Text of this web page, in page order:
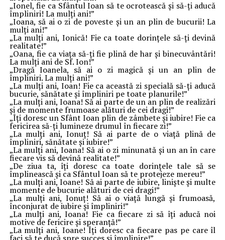
„Ionel, fie ca Sfântul Ioan să te ocrotească și să-ți aducă
împliniri! La mulți ani!”
„Ioana, să ai o zi de poveste și un an plin de bucurii! La
mulți ani!”
„La mulți ani, Ionică! Fie ca toate dorințele să-ți devină
realitate!”
„Oana, fie ca viața să-ți fie plină de har și binecuvântări!
La mulți ani de Sf. Ion!”
„Dragă Ioanela, să ai o zi magică și un an plin de
împliniri. La mulți ani!”
„La mulți ani, Ioan! Fie ca această zi specială să-ți aducă
bucurie, sănătate și împliniri pe toate planurile!”
„La mulți ani, Ioana! Să ai parte de un an plin de realizări
și de momente frumoase alături de cei dragi!”
„Îți doresc un Sfânt Ioan plin de zâmbete și iubire! Fie ca
fericirea să-ți lumineze drumul în fiecare zi!”
„La mulți ani, Ionuț! Să ai parte de o viață plină de
împliniri, sănătate și iubire!”
„La mulți ani, Ioana! Să ai o zi minunată și un an în care
fiecare vis să devină realitate!”
„De ziua ta, îți doresc ca toate dorințele tale să se
împlinească și ca Sfântul Ioan să te protejeze mereu!”
„La mulți ani, Ioane! Să ai parte de iubire, liniște și multe
momente de bucurie alături de cei dragi!”
„La mulți ani, Ionuț! Să ai o viață lungă și frumoasă,
înconjurat de iubire și împliniri!”
„La mulți ani, Ioana! Fie ca fiecare zi să îți aducă noi
motive de fericire și speranță!”
„La mulți ani, Ioane! Îți doresc ca fiecare pas pe care îl